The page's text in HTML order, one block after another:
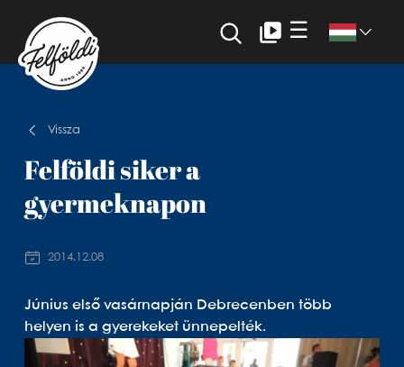
☰
Vissza
Felföldi siker a
gyermeknapon
2014.12.08
Június első vasárnapján Debrecenben több
helyen is a gyerekeket ünnepelték.